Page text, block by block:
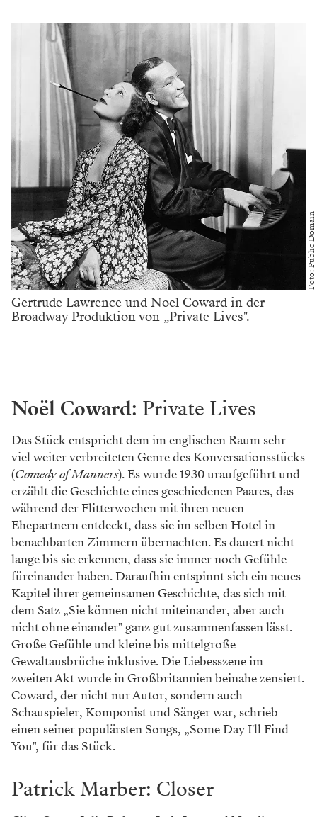
und Luise stand.
Georg Büchner: Leonce und Lena
Mit „Leonce und Lena” führen wir die bewährte,
bereits angesprochene Titelstruktur zwar weiter,
bewegen uns dabei aber schnurstracks Richtung
Komödie. Wurde auch langsam Zeit, schließlich passen
die beiden Konzepte Liebe und Komödie, wie uns
Hollywood in mehrstündigen, größtenteils von Hugh
Grant getragenen Einheiten gelehrt hat, ja ganz gut
zusammen. „Leonce und Lena" ist das einzige Lustspiel
von Georg Büchner und verknüpft Elemente der
romantischen Komödie mit jenen der politischen
Satire. Im Zentrum der Handlung steht Leonce, ein
lebensmüder Prinz, der sein Leben eigentlich auf das
süße Nichtstun ausgerichtet hat. Auf der Flucht vor
der unendlichen Langeweile des Hofes verliebt er sich
Ofczarek als Leonce und Sabine Haupt als Lena.
Gertrude Lawrence und Noel Coward in der
Broadway Produktion von „Private Lives".